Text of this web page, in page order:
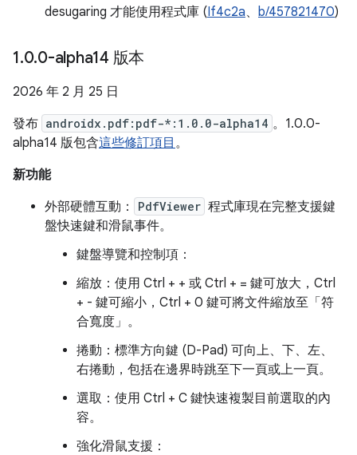
desugaring 才能使用程式庫 (If4c2a、 b/457821470)
1.0.0-alpha14 版本
2026 年 2 月 25 日
發布 androidx.pdf:pdf-*:1.0.0-alpha14 。1.0.0-
alpha14 版包含這些修訂項目 。
新功能
外部硬體互動：
PdfViewer 程式庫現在完整支援鍵
盤快速鍵和滑鼠事件。
鍵盤導覽和控制項：
縮放：使用 Ctrl + + 或 Ctrl + = 鍵可放大，Ctrl
+ - 鍵可縮小，Ctrl + 0 鍵可將文件縮放至「符
合寬度」。
捲動：標準方向鍵 (D-Pad) 可向上、下、左、
右捲動，包括在邊界時跳至下一頁或上一頁。
選取：使用 Ctrl + C 鍵快速複製目前選取的內
容。
強化滑鼠支援：